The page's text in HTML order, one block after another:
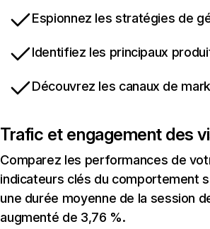
Espionnez les stratégies de
Identifiez les principaux
Découvrez les canaux de
Trafic et engagement des
Comparez les performances de
indicateurs clés du comportement
une durée moyenne de la session
augmenté de 3,76 %.